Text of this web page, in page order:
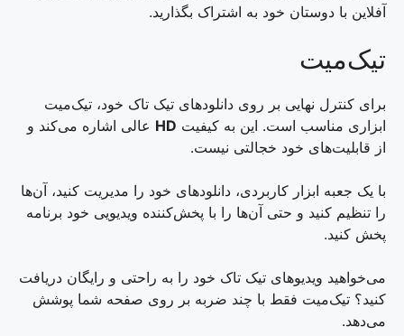
آفلاین با دوستان خود به اشتراک بگذارید.
تیک‌میت
برای کنترل نهایی بر روی دانلودهای تیک تاک خود، تیک‌میت
ابزاری مناسب است. این به کیفیت HD عالی اشاره می‌کند و
از قابلیت‌های خود خجالتی نیست.
با یک جعبه ابزار کاربردی، دانلودهای خود را مدیریت کنید، آن‌ها
را تنظیم کنید و حتی آن‌ها را با پخش‌کننده ویدیویی خود برنامه
پخش کنید.
می‌خواهید ویدیوهای تیک تاک خود را به راحتی و رایگان دریافت
کنید؟ تیک‌میت فقط با چند ضربه بر روی صفحه شما پوشش
می‌دهد.